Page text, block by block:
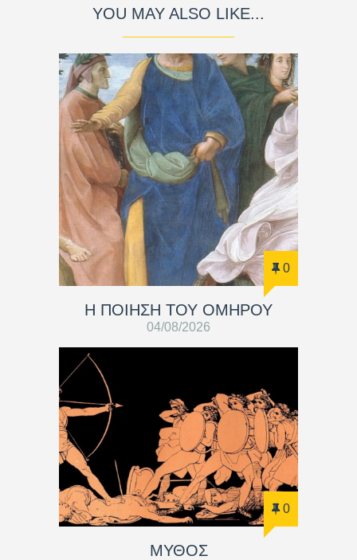
YOU MAY ALSO LIKE...
0
Η ΠΟΙΗΣΗ ΤΟΥ ΟΜΗΡΟΥ
04/08/2026
0
ΜΥΘΟΣ